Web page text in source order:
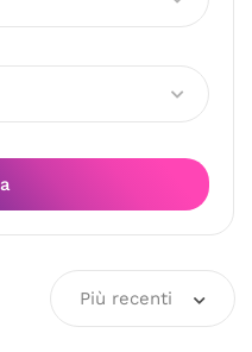
Più recenti